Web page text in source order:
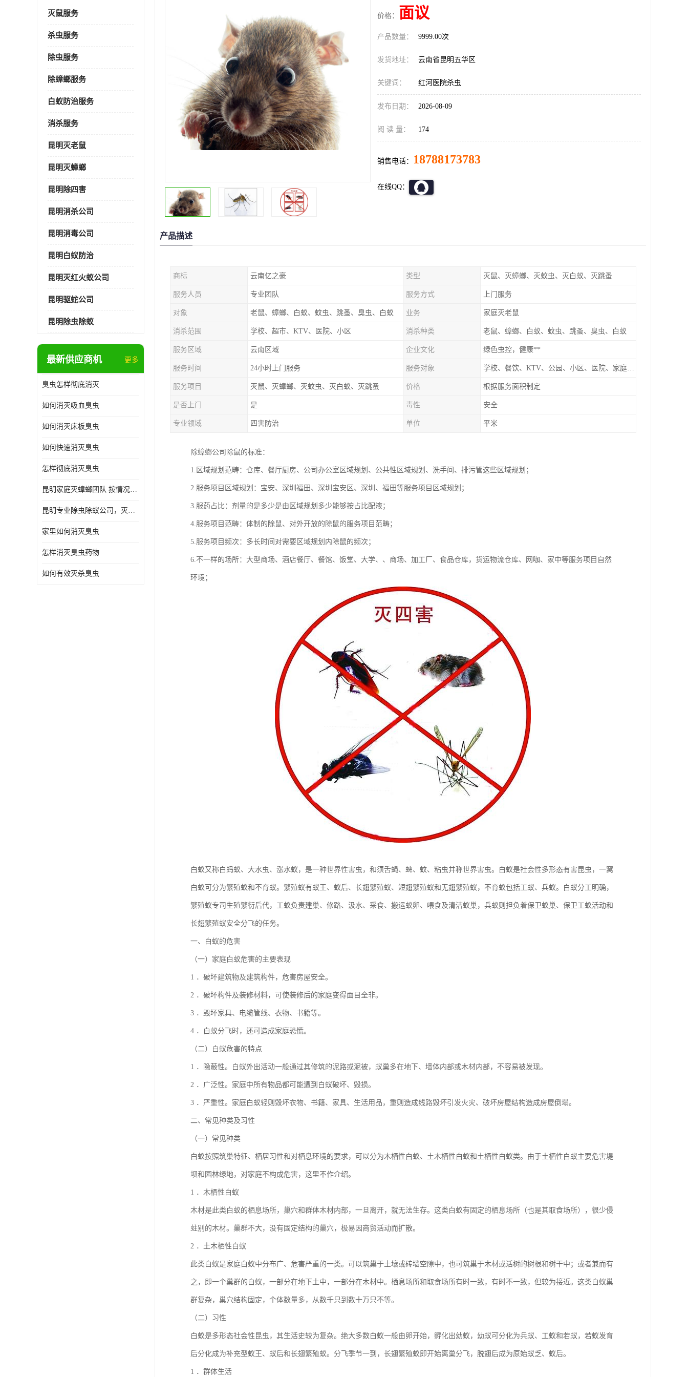
灭鼠服务
杀虫服务
除虫服务
除蟑螂服务
白蚁防治服务
消杀服务
昆明灭老鼠
昆明灭蟑螂
昆明除四害
昆明消杀公司
昆明消毒公司
昆明白蚁防治
昆明灭红火蚁公司
昆明驱蛇公司
昆明除虫除蚁
最新供应商机 更多
臭虫怎样彻底消灭
如何消灭吸血臭虫
如何消灭床板臭虫
如何快速消灭臭虫
怎样彻底消灭臭虫
昆明家庭灭蟑螂团队 按情况提出解决方案
昆明专业除虫除蚁公司，灭鼠，灭蟑螂，灭蚊虫，灭白蚁，灭红火蚁
家里如何消灭臭虫
怎样消灭臭虫药物
如何有效灭杀臭虫
价格： 面议
产品数量： 9999.00次
发货地址： 云南省昆明五华区
关键词： 红河医院杀虫
发布日期： 2026-08-09
阅 读 量： 174
销售电话： 18788173783
在线QQ：
产品描述
商标 云南亿之豪 类型 灭鼠、灭蟑螂、灭蚊虫、灭白蚁、灭跳蚤
服务人员 专业团队 服务方式 上门服务
对象 老鼠、蟑螂、白蚁、蚊虫、跳蚤、臭虫、白蚁 业务 家庭灭老鼠
消杀范围 学校、超市、KTV、医院、小区 消杀种类 老鼠、蟑螂、白蚁、蚊虫、跳蚤、臭虫、白蚁
服务区域 云南区域 企业文化 绿色虫控，健康**
服务时间 24小时上门服务 服务对象 学校、餐饮、KTV、公园、小区、医院、家庭、超市
服务项目 灭鼠、灭蟑螂、灭蚊虫、灭白蚁、灭跳蚤 价格 根据服务面积制定
是否上门 是 毒性 安全
专业领域 四害防治 单位 平米
除蟑螂公司除鼠的标准：
1.区域规划范畴：仓库、餐厅厨房、公司办公室区域规划、公共性区域规划、洗手间、排污管这些区域规划；
2.服务项目区域规划：宝安、深圳福田、深圳宝安区、深圳、福田等服务项目区域规划；
3.服药占比：剂量的是多少是由区域规划多少能够按占比配液；
4.服务项目范畴：体制的除鼠、对外开放的除鼠的服务项目范畴；
5.服务项目频次：多长时间对需要区域规划内除鼠的频次；
6.不一样的场所：大型商场、酒店餐厅、餐馆、饭堂、大学、、商场、加工厂、食品仓库，货运物流仓库、网咖、家中等服务项目自然
环境；
白蚁又称白蚂蚁、大水虫、涨水蚁，是一种世界性害虫，和须舌蝇、蜱、蚊、粘虫并称世界害虫。白蚁是社会性多形态有害昆虫，一窝
白蚁可分为繁殖蚁和不育蚁。繁殖蚁有蚁王、蚁后、长翅繁殖蚁、短翅繁殖蚁和无翅繁殖蚁，不育蚁包括工蚁、兵蚁。白蚁分工明确，
繁殖蚁专司生殖繁衍后代，工蚁负责建巢、修路、汲水、采食、搬运蚁卵、喂食及清洁蚁巢，兵蚁则担负着保卫蚁巢、保卫工蚁活动和
长翅繁殖蚁安全分飞的任务。
一、白蚁的危害
（一）家庭白蚁危害的主要表现
1 ．破坏建筑物及建筑构件，危害房屋安全。
2 ．破坏构件及装修材料，可使装修后的家庭变得面目全非。
3 ．毁坏家具、电缆管线、衣物、书籍等。
4 ．白蚁分飞时，还可造成家庭恐慌。
（二）白蚁危害的特点
1 ．隐蔽性。白蚁外出活动一般通过其修筑的泥路或泥被，蚁巢多在地下、墙体内部或木材内部，不容易被发现。
2 ．广泛性。家庭中所有物品都可能遭到白蚁破坏、毁损。
3 ．严重性。家庭白蚁轻则毁坏衣物、书籍、家具、生活用品，重则造成线路毁坏引发火灾、破坏房屋结构造成房屋倒塌。
二、常见种类及习性
（一）常见种类
白蚁按照筑巢特征、栖居习性和对栖息环境的要求，可以分为木栖性白蚁、土木栖性白蚁和土栖性白蚁类。由于土栖性白蚁主要危害堤
坝和园林绿地，对家庭不构成危害，这里不作介绍。
1 ．木栖性白蚁
木材是此类白蚁的栖息场所，巢穴和群体木材内部，一旦离开，就无法生存。这类白蚁有固定的栖息场所（也是其取食场所），很少侵
蛀别的木材。巢群不大，没有固定结构的巢穴，极易因商贸活动而扩散。
2 ．土木栖性白蚁
此类白蚁是家庭白蚁中分布广、危害严重的一类。可以筑巢于土壤或砖墙空隙中，也可筑巢于木材或活树的树根和树干中；或者兼而有
之，即一个巢群的白蚁，一部分在地下土中，一部分在木材中。栖息场所和取食场所有时一致，有时不一致，但较为接近。这类白蚁巢
群复杂，巢穴结构固定，个体数量多，从数千只到数十万只不等。
（二）习性
白蚁是多形态社会性昆虫，其生活史较为复杂。绝大多数白蚁一般由卵开始，孵化出幼蚁，幼蚁可分化为兵蚁、工蚁和若蚁，若蚁发育
后分化成为补充型蚁王、蚁后和长翅繁殖蚁。分飞季节一到，长翅繁殖蚁即开始离巢分飞，脱翅后成为原始蚁乏、蚁后。
1 ．群体生活